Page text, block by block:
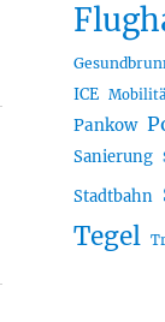
ICE
Pankow
Sanierung
Stadtbahn
Tegel